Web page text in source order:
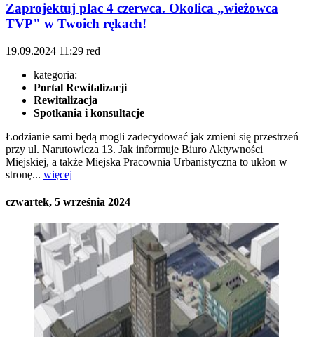
Zaprojektuj plac 4 czerwca. Okolica „wieżowca
TVP" w Twoich rękach!
19.09.2024 11:29 red
kategoria:
Portal Rewitalizacji
Rewitalizacja
Spotkania i konsultacje
Łodzianie sami będą mogli zadecydować jak zmieni się przestrzeń
przy ul. Narutowicza 13. Jak informuje Biuro Aktywności
Miejskiej, a także Miejska Pracownia Urbanistyczna to ukłon w
stronę... więcej
czwartek, 5 września 2024